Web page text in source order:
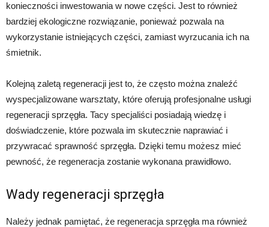
konieczności inwestowania w nowe części. Jest to również
bardziej ekologiczne rozwiązanie, ponieważ pozwala na
wykorzystanie istniejących części, zamiast wyrzucania ich na
śmietnik.
Kolejną zaletą regeneracji jest to, że często można znaleźć
wyspecjalizowane warsztaty, które oferują profesjonalne usługi
regeneracji sprzęgła. Tacy specjaliści posiadają wiedzę i
doświadczenie, które pozwala im skutecznie naprawiać i
przywracać sprawność sprzęgła. Dzięki temu możesz mieć
pewność, że regeneracja zostanie wykonana prawidłowo.
Wady regeneracji sprzęgła
Należy jednak pamiętać, że regeneracja sprzęgła ma również